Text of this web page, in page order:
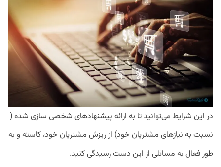
در این شرایط می‌توانید تا به ارائه پیشنهادهای شخصی سازی شده (
نسبت به نیاز‌های مشتریان خود) از ریزش مشتریان خود، کاسته و به
طور فعال به مسائلی از این دست رسیدگی کنید.